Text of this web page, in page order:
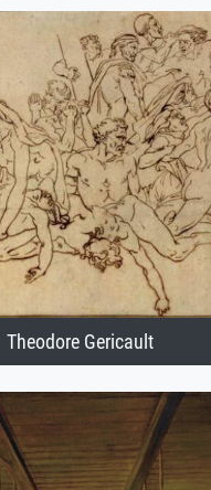
Theodore Gericault